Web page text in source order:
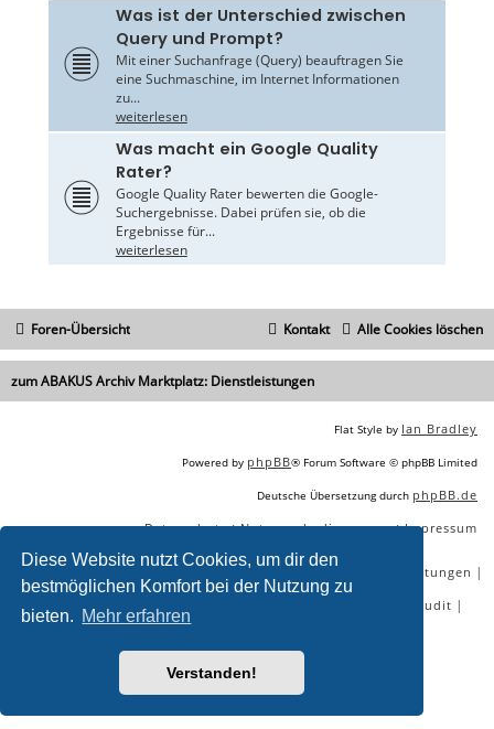
Diese Website nutzt Cookies, um dir den
bestmöglichen Komfort bei der Nutzung zu
bieten. Mehr erfahren
Verstanden!
Was ist der Unterschied zwischen
Query und Prompt?
Mit einer Suchanfrage (Query) beauftragen Sie
eine Suchmaschine, im Internet Informationen
zu...
weiterlesen
Was macht ein Google Quality
Rater?
Google Quality Rater bewerten die Google-
Suchergebnisse. Dabei prüfen sie, ob die
Ergebnisse für...
weiterlesen
Foren-Übersicht Alle Cookies löschen
Kontakt
zum ABAKUS Archiv Marktplatz: Dienstleistungen
Flat Style by Ian Bradley
Powered by phpBB® Forum Software © phpBB Limited
Deutsche Übersetzung durch phpBB.de
Datenschutz|Nutzungsbedingungen|Impressum
SEO Online Tools SEO Dienstleistungen |
SEO Workshops | SEO Beratung SEO Audit |
Sie lesen gerade:[B] fertige Texte - ABAKUS